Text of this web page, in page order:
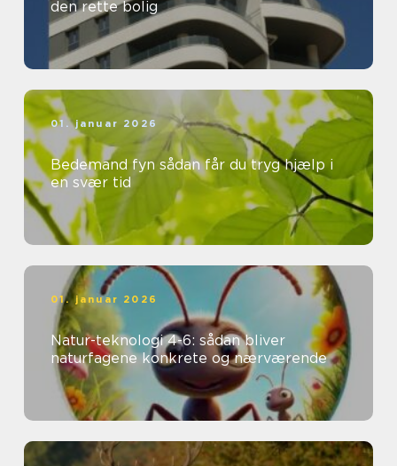
den rette bolig
01. januar 2026
Bedemand fyn sådan får du tryg hjælp i
en svær tid
01. januar 2026
Natur-teknologi 4-6: sådan bliver
naturfagene konkrete og nærværende